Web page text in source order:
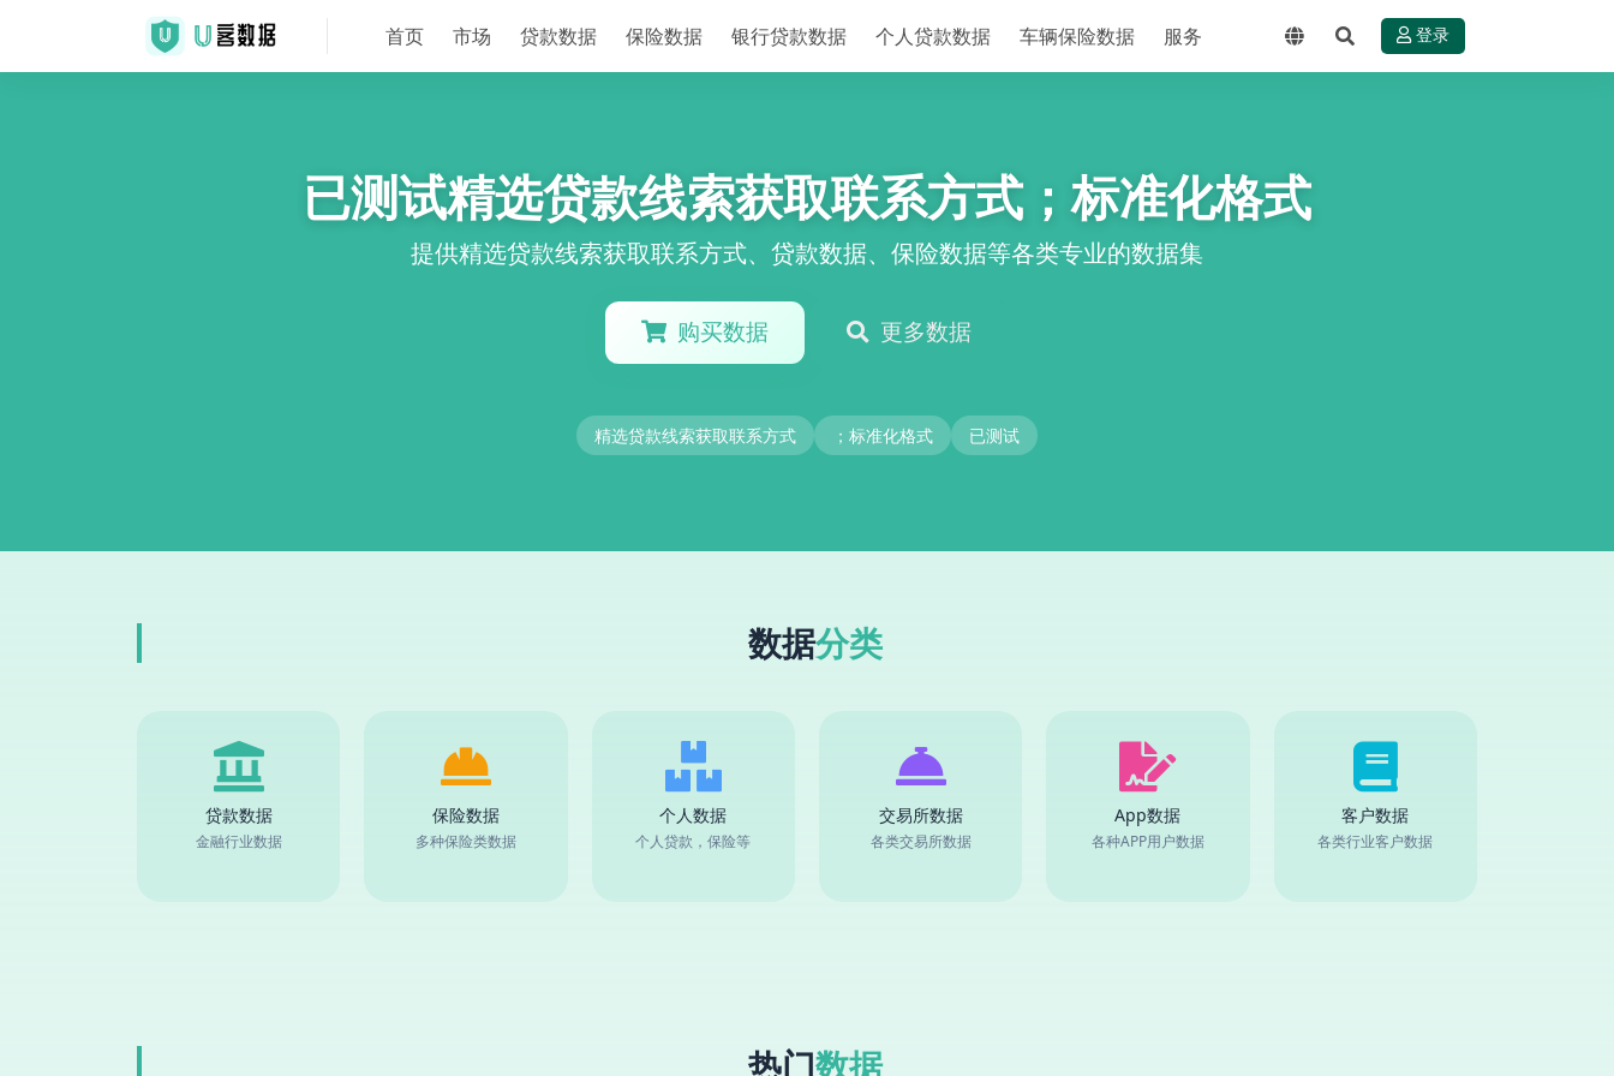
首页 市场 贷款数据 保险数据 银行贷款数据 个人贷款数据 车辆保险数据 服务 登录
已测试精选贷款线索获取联系方式；标准化格式
提供精选贷款线索获取联系方式、贷款数据、保险数据等各类专业的数据集
购买数据 更多数据
精选贷款线索获取联系方式 ；标准化格式 已测试
数据分类
贷款数据
金融行业数据
保险数据
多种保险类数据
个人数据
个人贷款，保险等
交易所数据
各类交易所数据
App数据
各种APP用户数据
客户数据
各类行业客户数据
热门数据